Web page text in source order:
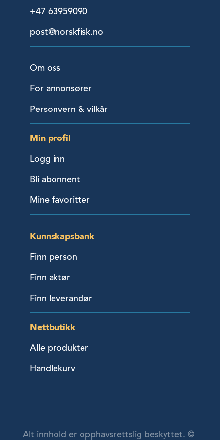
+47 63959090
post@norskfisk.no
Om oss
For annonsører
Personvern & vilkår
Min profil
Logg inn
Bli abonnent
Mine favoritter
Kunnskapsbank
Finn person
Finn aktør
Finn leverandør
Nettbutikk
Alle produkter
Handlekurv
Alt innhold er opphavsrettslig beskyttet. ©